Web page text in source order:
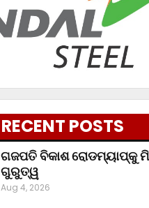
RECENT POSTS
ଗଜପତି ବିକାଶ ରୋଡମ୍ୟାପ୍‌କୁ
ଗୁରୁତ୍ୱ
Aug 4, 2026